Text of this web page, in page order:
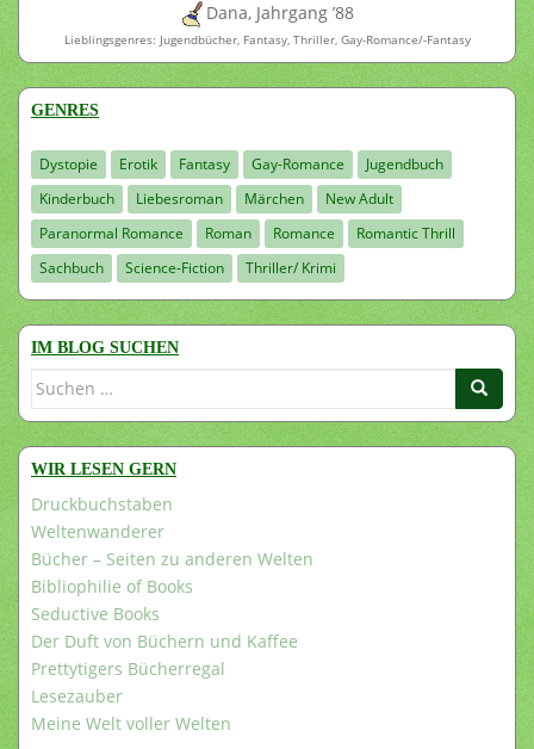
Dana, Jahrgang ’88
Lieblingsgenres: Jugendbücher, Fantasy, Thriller, Gay-Romance/-Fantasy
GENRES
Dystopie Erotik Fantasy Gay-Romance
Jugendbuch
Kinderbuch
Liebesroman Märchen
New Adult
Paranormal Romance
Roman Romance
Romantic Thrill
Sachbuch
Science-Fiction Thriller/ Krimi
IM BLOG SUCHEN
Suchen
WIR LESEN GERN
Druckbuchstaben
Weltenwanderer
Bücher – Seiten zu anderen Welten
Bibliophilie of Books
Seductive Books
Der Duft von Büchern und Kaffee
Prettytigers Bücherregal
Lesezauber
Meine Welt voller Welten